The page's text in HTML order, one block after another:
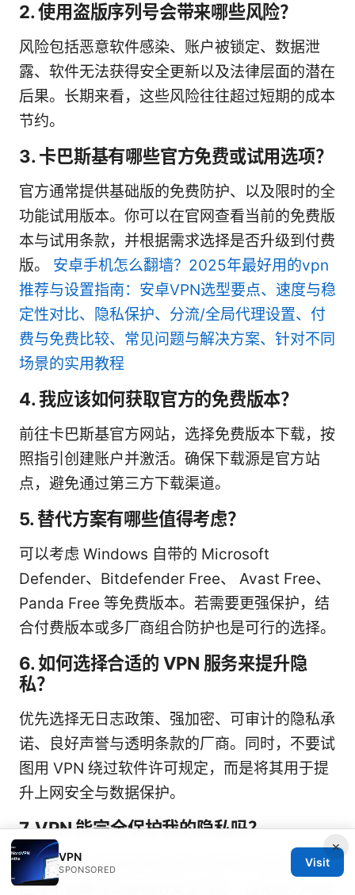
2. 使用盗版序列号会带来哪些风险？
风险包括恶意软件感染、账户被锁定、数据泄
露、软件无法获得安全更新以及法律层面的潜在
后果。长期来看，这些风险往往超过短期的成本
节约。
3. 卡巴斯基有哪些官方免费或试用选项？
官方通常提供基础版的免费防护、以及限时的全
功能试用版本。你可以在官网查看当前的免费版
本与试用条款，并根据需求选择是否升级到付费
版。 安卓手机怎么翻墙？2025年最好用的vpn
推荐与设置指南：安卓VPN选型要点、速度与稳
定性对比、隐私保护、分流/全局代理设置、付
费与免费比较、常见问题与解决方案、针对不同
场景的实用教程
4. 我应该如何获取官方的免费版本？
前往卡巴斯基官方网站，选择免费版本下载，按
照指引创建账户并激活。确保下载源是官方站
点，避免通过第三方下载渠道。
5. 替代方案有哪些值得考虑？
可以考虑 Windows 自带的 Microsoft
Defender、Bitdefender Free、 Avast Free、
Panda Free 等免费版本。若需要更强保护，结
合付费版本或多厂商组合防护也是可行的选择。
6. 如何选择合适的 VPN 服务来提升隐
私？
优先选择无日志政策、强加密、可审计的隐私承
诺、良好声誉与透明条款的厂商。同时，不要试
图用 VPN 绕过软件许可规定，而是将其用于提
升上网安全与数据保护。
7. VPN 能完全保护我的隐私吗？
VPN 能提升数据传输过程中的隐私与匿名性，
但并不能解决设备端的安全风险、应用层的隐私
×
VPN
SPONSORED
Visit